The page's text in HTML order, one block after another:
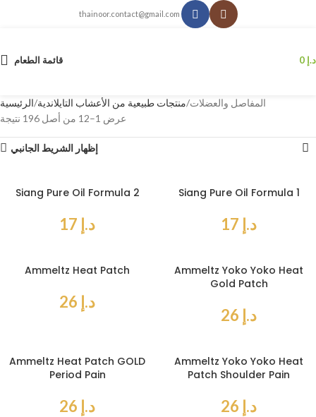
thainoor.contact@gmail.com
قائمة الطعام د.إ
الرئيسية منتجات طبيعية من الأعشاب التايلاندية المفاصل والعضلات
عرض 1–12 من أصل 196 نتيجة
إظهار الشريط الجانبي
Siang Pure Oil Formula 2
د.إ
Siang Pure Oil Formula 1
د.إ
Ammeltz Heat Patch
د.إ
Ammeltz Yoko Yoko Heat
Gold Patch
د.إ
Ammeltz Heat Patch GOLD
Period Pain
د.إ
Ammeltz Yoko Yoko Heat
Patch Shoulder Pain
د.إ